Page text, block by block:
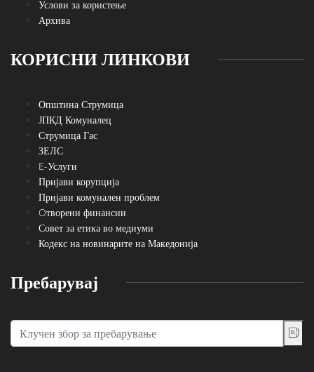
Услови за користење
Архива
КОРИСНИ ЛИНКОВИ
Општина Струмица
ЈПКД Комуналец
Струмица Гас
ЗЕЛС
E-Услуги
Пријави корупција
Пријави комунален проблем
Oтворени финансии
Совет за етика во медиуми
Кодекс на новинарите на Македонија
Пребарувај